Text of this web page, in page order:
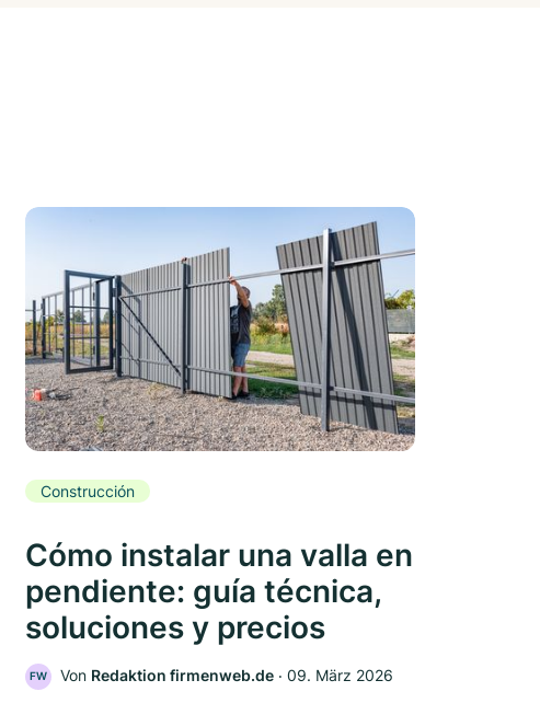
Construcción
Cómo instalar una valla en
pendiente: guía técnica,
soluciones y precios
FW Von Redaktion firmenweb.de ‧ 09. März 2026